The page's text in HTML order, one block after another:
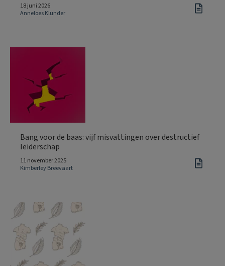
18 juni 2026
Anneloes Klunder
Bang voor de baas: vijf misvattingen over destructief
leiderschap
11 november 2025
Kimberley Breevaart